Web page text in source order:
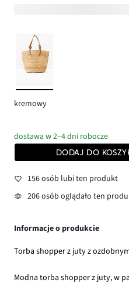
kremowy
dostawa w 2–4 dni robocze
DODAJ DO
156 osób lubi ten produkt
206 osób oglądało ten
Informacje o produkcie
Torba shopper z juty z
Modna torba shopper z juty, w